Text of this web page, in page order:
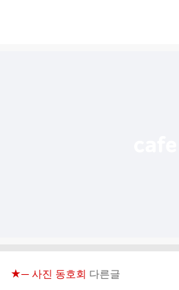
★─ 사진 동호회 다른글